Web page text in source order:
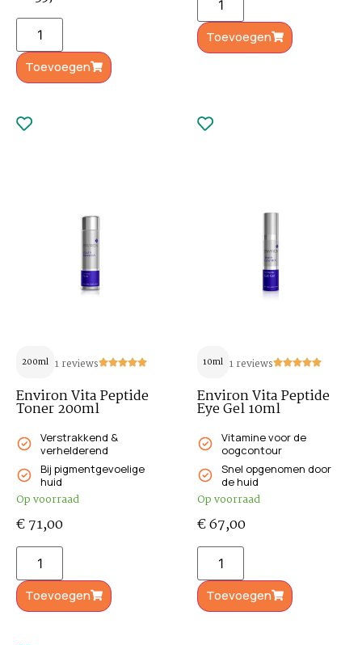
Toevoegen
Toevoegen
200ml 1 reviews
Environ Vita Peptide
Toner 200ml
Verstrakkend &
verhelderend
Bij pigmentgevoelige
huid
Op voorraad
€71,00
Toevoegen
10ml 1 reviews
Environ Vita Peptide
Eye Gel 10ml
Vitamine voor de
oogcontour
Snel opgenomen door
de huid
Op voorraad
€67,00
Toevoegen